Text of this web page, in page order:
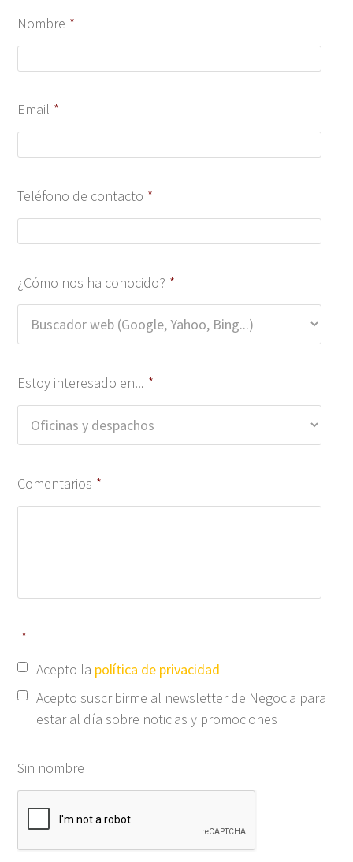
Nombre *
Email *
Teléfono de contacto *
¿Cómo nos ha conocido? *
Estoy interesado en... *
Comentarios *
*
Acepto la política de privacidad
Acepto suscribirme al newsletter de Negocia para
estar al día sobre noticias y promociones
Sin nombre